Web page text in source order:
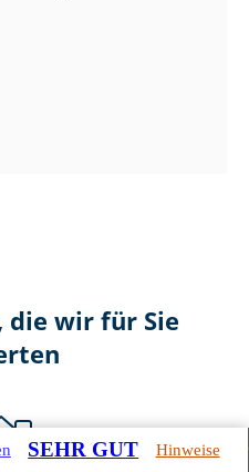
die wir für Sie
SEHR GUT Hinweise